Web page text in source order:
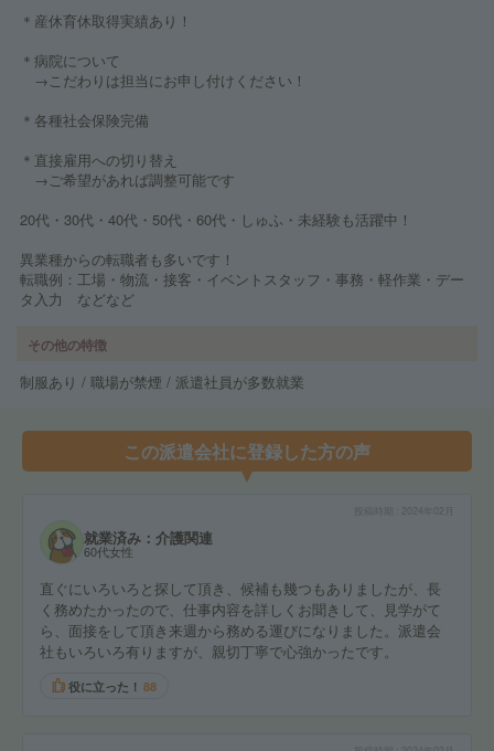
＊産休育休取得実績あり！
＊病院について
→こだわりは担当にお申し付けください！
＊各種社会保険完備
＊直接雇用への切り替え
→ご希望があれば調整可能です
20代・30代・40代・50代・60代・しゅふ・未経験も活躍中！
異業種からの転職者も多いです！
転職例：工場・物流・接客・イベントスタッフ・事務・軽作業・デー
タ入力 などなど
その他の特徴
制服あり / 職場が禁煙 / 派遣社員が多数就業
この派遣会社に登録した方の声
2024年02月
就業済み：介護関連
60代女性
直ぐにいろいろと探して頂き、候補も幾つもありましたが、長
く務めたかったので、仕事内容を詳しくお聞きして、見学がて
ら、面接をして頂き来週から務める運びになりました。派遣会
社もいろいろ有りますが、親切丁寧で心強かったです。
役に立った！ 88